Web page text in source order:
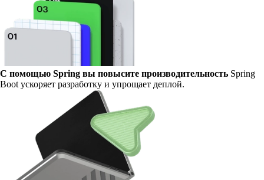
С помощью Spring вы повысите производительность Spring
Boot ускоряет разработку и упрощает деплой.